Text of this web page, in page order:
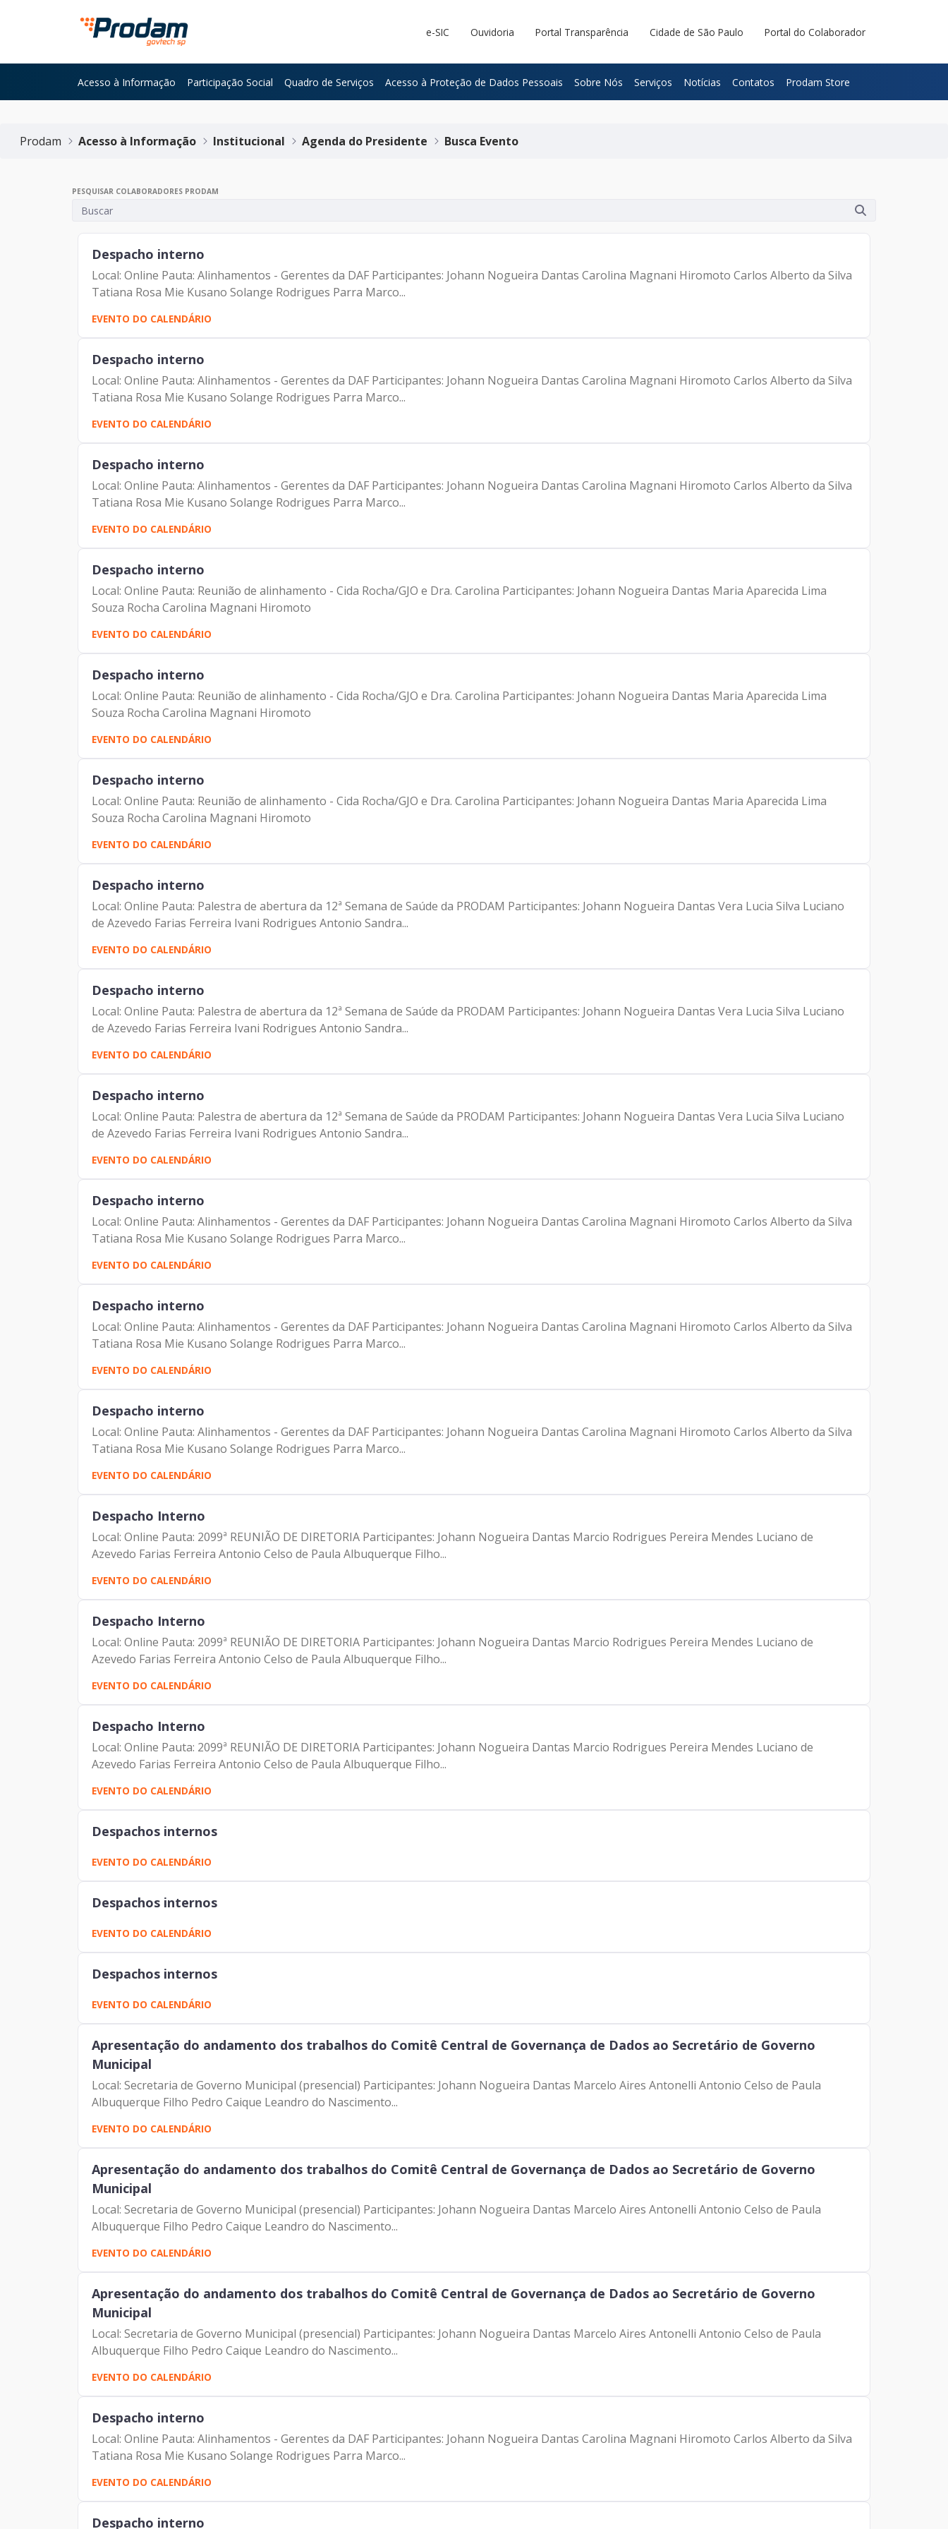
Pular para o Conteúdo principal
e-SIC Ouvidoria Portal Transparência Cidade de São Paulo Portal do Colaborador
Acesso à Informação Participação Social Quadro de Serviços Acesso à Proteção de Dados Pessoais Sobre Nós Serviços Notícias Contatos Prodam Store
Prodam Acesso à Informação Institucional Agenda do Presidente Busca Evento
PESQUISAR COLABORADORES PRODAM
Despacho interno
Local: Online Pauta: Alinhamentos - Gerentes da DAF Participantes: Johann Nogueira Dantas Carolina Magnani Hiromoto Carlos Alberto da Silva
Tatiana Rosa Mie Kusano Solange Rodrigues Parra Marco...
EVENTO DO CALENDÁRIO
Despacho interno
Local: Online Pauta: Alinhamentos - Gerentes da DAF Participantes: Johann Nogueira Dantas Carolina Magnani Hiromoto Carlos Alberto da Silva
Tatiana Rosa Mie Kusano Solange Rodrigues Parra Marco...
EVENTO DO CALENDÁRIO
Despacho interno
Local: Online Pauta: Alinhamentos - Gerentes da DAF Participantes: Johann Nogueira Dantas Carolina Magnani Hiromoto Carlos Alberto da Silva
Tatiana Rosa Mie Kusano Solange Rodrigues Parra Marco...
EVENTO DO CALENDÁRIO
Despacho interno
Local: Online Pauta: Reunião de alinhamento - Cida Rocha/GJO e Dra. Carolina Participantes: Johann Nogueira Dantas Maria Aparecida Lima
Souza Rocha Carolina Magnani Hiromoto
EVENTO DO CALENDÁRIO
Despacho interno
Local: Online Pauta: Reunião de alinhamento - Cida Rocha/GJO e Dra. Carolina Participantes: Johann Nogueira Dantas Maria Aparecida Lima
Souza Rocha Carolina Magnani Hiromoto
EVENTO DO CALENDÁRIO
Despacho interno
Local: Online Pauta: Reunião de alinhamento - Cida Rocha/GJO e Dra. Carolina Participantes: Johann Nogueira Dantas Maria Aparecida Lima
Souza Rocha Carolina Magnani Hiromoto
EVENTO DO CALENDÁRIO
Despacho interno
Local: Online Pauta: Palestra de abertura da 12ª Semana de Saúde da PRODAM Participantes: Johann Nogueira Dantas Vera Lucia Silva Luciano
de Azevedo Farias Ferreira Ivani Rodrigues Antonio Sandra...
EVENTO DO CALENDÁRIO
Despacho interno
Local: Online Pauta: Palestra de abertura da 12ª Semana de Saúde da PRODAM Participantes: Johann Nogueira Dantas Vera Lucia Silva Luciano
de Azevedo Farias Ferreira Ivani Rodrigues Antonio Sandra...
EVENTO DO CALENDÁRIO
Despacho interno
Local: Online Pauta: Palestra de abertura da 12ª Semana de Saúde da PRODAM Participantes: Johann Nogueira Dantas Vera Lucia Silva Luciano
de Azevedo Farias Ferreira Ivani Rodrigues Antonio Sandra...
EVENTO DO CALENDÁRIO
Despacho interno
Local: Online Pauta: Alinhamentos - Gerentes da DAF Participantes: Johann Nogueira Dantas Carolina Magnani Hiromoto Carlos Alberto da Silva
Tatiana Rosa Mie Kusano Solange Rodrigues Parra Marco...
EVENTO DO CALENDÁRIO
Despacho interno
Local: Online Pauta: Alinhamentos - Gerentes da DAF Participantes: Johann Nogueira Dantas Carolina Magnani Hiromoto Carlos Alberto da Silva
Tatiana Rosa Mie Kusano Solange Rodrigues Parra Marco...
EVENTO DO CALENDÁRIO
Despacho interno
Local: Online Pauta: Alinhamentos - Gerentes da DAF Participantes: Johann Nogueira Dantas Carolina Magnani Hiromoto Carlos Alberto da Silva
Tatiana Rosa Mie Kusano Solange Rodrigues Parra Marco...
EVENTO DO CALENDÁRIO
Despacho Interno
Local: Online Pauta: 2099ª REUNIÃO DE DIRETORIA Participantes: Johann Nogueira Dantas Marcio Rodrigues Pereira Mendes Luciano de
Azevedo Farias Ferreira Antonio Celso de Paula Albuquerque Filho...
EVENTO DO CALENDÁRIO
Despacho Interno
Local: Online Pauta: 2099ª REUNIÃO DE DIRETORIA Participantes: Johann Nogueira Dantas Marcio Rodrigues Pereira Mendes Luciano de
Azevedo Farias Ferreira Antonio Celso de Paula Albuquerque Filho...
EVENTO DO CALENDÁRIO
Despacho Interno
Local: Online Pauta: 2099ª REUNIÃO DE DIRETORIA Participantes: Johann Nogueira Dantas Marcio Rodrigues Pereira Mendes Luciano de
Azevedo Farias Ferreira Antonio Celso de Paula Albuquerque Filho...
EVENTO DO CALENDÁRIO
Despachos internos
EVENTO DO CALENDÁRIO
Despachos internos
EVENTO DO CALENDÁRIO
Despachos internos
EVENTO DO CALENDÁRIO
Apresentação do andamento dos trabalhos do Comitê Central de Governança de Dados ao Secretário de Governo
Municipal
Local: Secretaria de Governo Municipal (presencial) Participantes: Johann Nogueira Dantas Marcelo Aires Antonelli Antonio Celso de Paula
Albuquerque Filho Pedro Caique Leandro do Nascimento...
EVENTO DO CALENDÁRIO
Apresentação do andamento dos trabalhos do Comitê Central de Governança de Dados ao Secretário de Governo
Municipal
Local: Secretaria de Governo Municipal (presencial) Participantes: Johann Nogueira Dantas Marcelo Aires Antonelli Antonio Celso de Paula
Albuquerque Filho Pedro Caique Leandro do Nascimento...
EVENTO DO CALENDÁRIO
Apresentação do andamento dos trabalhos do Comitê Central de Governança de Dados ao Secretário de Governo
Municipal
Local: Secretaria de Governo Municipal (presencial) Participantes: Johann Nogueira Dantas Marcelo Aires Antonelli Antonio Celso de Paula
Albuquerque Filho Pedro Caique Leandro do Nascimento...
EVENTO DO CALENDÁRIO
Despacho interno
Local: Online Pauta: Alinhamentos - Gerentes da DAF Participantes: Johann Nogueira Dantas Carolina Magnani Hiromoto Carlos Alberto da Silva
Tatiana Rosa Mie Kusano Solange Rodrigues Parra Marco...
EVENTO DO CALENDÁRIO
Despacho interno